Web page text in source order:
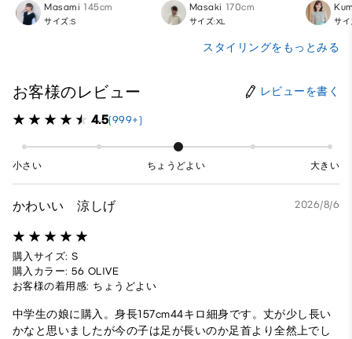
Masami 145cm
サイズ:S
Masaki 170cm
サイズ:XL サイ
スタイリングをもっとみる
お客様のレビュー レビューを書く
4.5(999+)
小さい ちょうどよい 大きい
かわいい 涼しげ 2026/8/6
購入サイズ: S
購入カラー: 56 OLIVE
お客様の着用感: ちょうどよい
中学生の娘に購入。身長157cm44キロ細身です。丈が少し長い
かなと思いましたが今の子は足が長いのか足首より全然上でし